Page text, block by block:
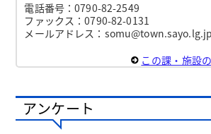
電話番号：0790-82-2549
ファックス：0790-82-0131
メールアドレス：somu@town.sayo.lg.jp
この課・施設
アンケート